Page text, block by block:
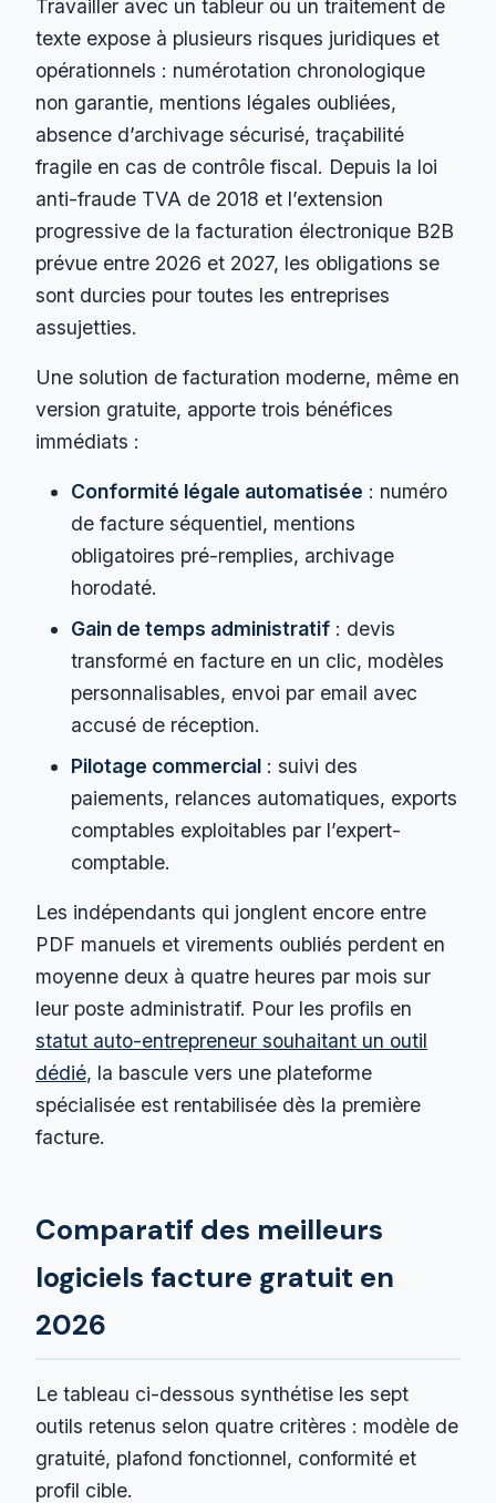
Travailler avec un tableur ou un traitement de
texte expose à plusieurs risques juridiques et
opérationnels : numérotation chronologique
non garantie, mentions légales oubliées,
absence d’archivage sécurisé, traçabilité
fragile en cas de contrôle fiscal. Depuis la loi
anti-fraude TVA de 2018 et l’extension
progressive de la facturation électronique B2B
prévue entre 2026 et 2027, les obligations se
sont durcies pour toutes les entreprises
assujetties.
Une solution de facturation moderne, même en
version gratuite, apporte trois bénéfices
immédiats :
Conformité légale automatisée : numéro
de facture séquentiel, mentions
obligatoires pré-remplies, archivage
horodaté.
Gain de temps administratif : devis
transformé en facture en un clic, modèles
personnalisables, envoi par email avec
accusé de réception.
Pilotage commercial : suivi des
paiements, relances automatiques, exports
comptables exploitables par l’expert-
comptable.
Les indépendants qui jonglent encore entre
PDF manuels et virements oubliés perdent en
moyenne deux à quatre heures par mois sur
leur poste administratif. Pour les profils en
statut auto-entrepreneur souhaitant un outil
dédié, la bascule vers une plateforme
spécialisée est rentabilisée dès la première
facture.
Comparatif des meilleurs
logiciels facture gratuit en
2026
Le tableau ci-dessous synthétise les sept
outils retenus selon quatre critères : modèle de
gratuité, plafond fonctionnel, conformité et
profil cible.